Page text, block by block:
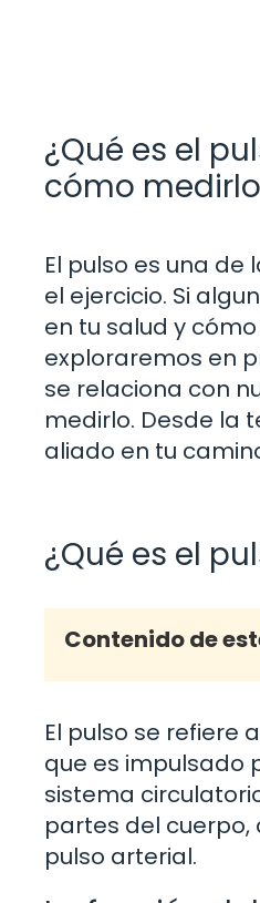
¿Qué es el
cómo
El pulso es una
el ejercicio. Si
en tu salud y
exploraremos en
se relaciona con
medirlo. Desde la
aliado en tu
¿Qué es el
Contenido de
El pulso se refiere
que es impulsado
sistema
partes del cuerpo,
pulso arterial.